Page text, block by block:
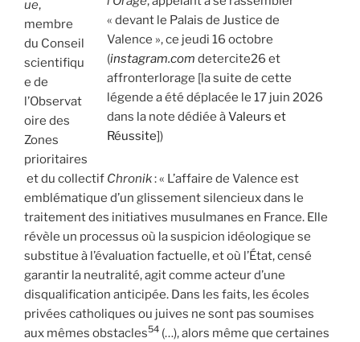
« devant le Palais de Justice de
Valence », ce jeudi 16 octobre
(instagram.com detercite26 et
affronterlorage [la suite de cette
légende a été déplacée le 17 juin 2026
dans la note dédiée àValeurs et
Réussite])
ue,
membre
du Conseil
scientifiqu
e de
l’Observat
oire des
Zones
prioritaires
et du collectif Chronik: « L’affaire de Valence est
emblématique d’un glissement silencieux dans le
traitement des initiatives musulmanes en France. Elle
révèle un processus où la suspicion idéologique se
substitue à l’évaluation factuelle, et où l’État, censé
garantir la neutralité, agit comme acteur d’une
disqualification anticipée. Dans les faits, les écoles
privées catholiques ou juives ne sont pas soumises
aux mêmes obstacles54 (…), alors même que certaines